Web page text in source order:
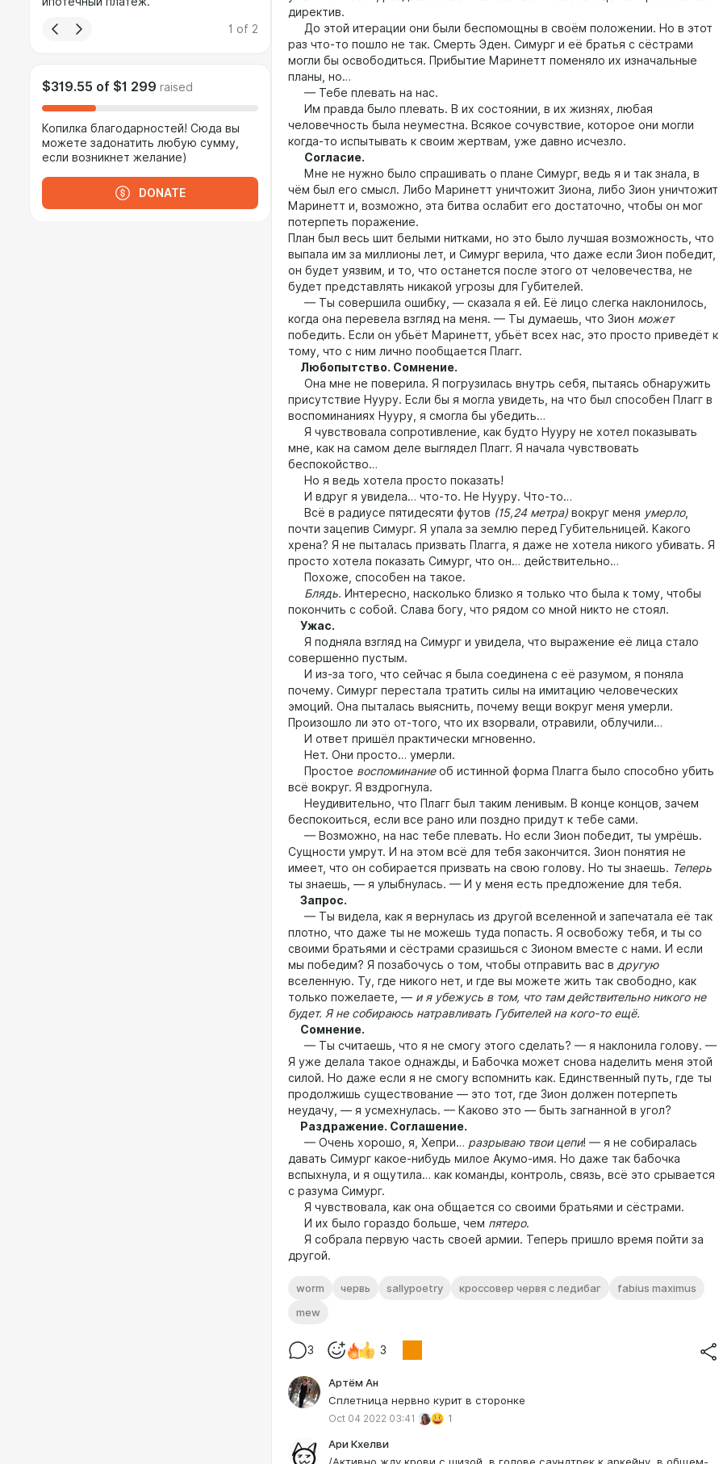
1 of 2
$319.55 of $1 299 raised
Копилка благодарностей! Сюда вы
можете задонатить любую сумму,
если возникнет желание)
DONATE
директив.
До этой итерации они были беспомощны в своём положении. Но в этот
раз что-то пошло не так. Смерть Эден. Симург и её братья с сёстрами
могли бы освободиться. Прибытие Маринетт поменяло их изначальные
планы, но…
— Тебе плевать на нас.
Им правда было плевать. В их состоянии, в их жизнях, любая
человечность была неуместна. Всякое сочувствие, которое они могли
когда-то испытывать к своим жертвам, уже давно исчезло.
Согласие.
Мне не нужно было спрашивать о плане Симург, ведь я и так знала, в
чём был его смысл. Либо Маринетт уничтожит Зиона, либо Зион уничтожит
Маринетт и, возможно, эта битва ослабит его достаточно, чтобы он мог
потерпеть поражение.
План был весь шит белыми нитками, но это было лучшая возможность, что
выпала им за миллионы лет, и Симург верила, что даже если Зион победит,
он будет уязвим, и то, что останется после этого от человечества, не
будет представлять никакой угрозы для Губителей.
— Ты совершила ошибку, — сказала я ей. Её лицо слегка наклонилось,
когда она перевела взгляд на меня. — Ты думаешь, что Зион может
победить. Если он убьёт Маринетт, убьёт всех нас, это просто приведёт к
тому, что с ним лично пообщается Плагг.
Любопытство. Сомнение.
Она мне не поверила. Я погрузилась внутрь себя, пытаясь обнаружить
присутствие Нууру. Если бы я могла увидеть, на что был способен Плагг в
воспоминаниях Нууру, я смогла бы убедить…
Я чувствовала сопротивление, как будто Нууру не хотел показывать
мне, как на самом деле выглядел Плагг. Я начала чувствовать
беспокойство…
Но я ведь хотела просто показать!
И вдруг я увидела… что-то. Не Нууру. Что-то…
Всё в радиусе пятидесяти футов (15,24 метра) вокруг меня умерло,
почти зацепив Симург. Я упала за землю перед Губительницей. Какого
хрена? Я не пыталась призвать Плагга, я даже не хотела никого убивать. Я
просто хотела показать Симург, что он… действительно…
Похоже, способен на такое.
Блядь. Интересно, насколько близко я только что была к тому, чтобы
покончить с собой. Слава богу, что рядом со мной никто не стоял.
Ужас.
Я подняла взгляд на Симург и увидела, что выражение её лица стало
совершенно пустым.
И из-за того, что сейчас я была соединена с её разумом, я поняла
почему. Симург перестала тратить силы на имитацию человеческих
эмоций. Она пыталась выяснить, почему вещи вокруг меня умерли.
Произошло ли это от-того, что их взорвали, отравили, облучили…
И ответ пришёл практически мгновенно.
Нет. Они просто… умерли.
Простое воспоминаниеоб истинной форма Плагга было способно убить
всё вокруг. Я вздрогнула.
Неудивительно, что Плагг был таким ленивым. В конце концов, зачем
беспокоиться, если все рано или поздно придут к тебе сами.
— Возможно, на нас тебе плевать. Но если Зион победит, ты умрёшь.
Сущности умрут. И на этом всё для тебя закончится. Зион понятия не
имеет, что он собирается призвать на свою голову. Но ты знаешь. Теперь
ты знаешь, — я улыбнулась. — И у меня есть предложение для тебя.
Запрос.
— Ты видела, как я вернулась из другой вселенной и запечатала её так
плотно, что даже ты не можешь туда попасть. Я освобожу тебя, и ты со
своими братьями и сёстрами сразишься с Зионом вместе с нами. И если
мы победим? Я позабочусь о том, чтобы отправить вас в другую
вселенную. Ту, где никого нет, и где вы можете жить так свободно, как
только пожелаете, — и я убежусь в том, что там действительно никого не
будет. Я не собираюсь натравливать Губителей на кого-то ещё.
Сомнение.
— Ты считаешь, что я не смогу этого сделать? — я наклонила голову. —
Я уже делала такое однажды, и Бабочка может снова наделить меня этой
силой. Но даже если я не смогу вспомнить как. Единственный путь, где ты
продолжишь существование — это тот, где Зион должен потерпеть
неудачу, — я усмехнулась. — Каково это — быть загнанной в угол?
Раздражение. Соглашение.
— Очень хорошо, я, Хепри… разрываю твои цепи! — я не собиралась
давать Симург какое-нибудь милое Акумо-имя. Но даже так бабочка
вспыхнула, и я ощутила… как команды, контроль, связь, всё это срывается
с разума Симург.
Я чувствовала, как она общается со своими братьями и сёстрами.
И их было гораздо больше, чем пятеро.
Я собрала первую часть своей армии. Теперь пришло время пойти за
другой.
worm червь sallypoetry кроссовер червя с ледибаг
fabius maximus
mew
3 3
Артём Ан
Сплетница нервно курит в сторонке
Oct 04 2022 03:41 1
Ари Кхелви